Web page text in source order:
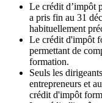
Le crédit d’impôt
a pris fin au 31
habituellement
Le crédit d'impôt
permettant de
formation.
Seuls les
entrepreneurs et
crédit d'impôt